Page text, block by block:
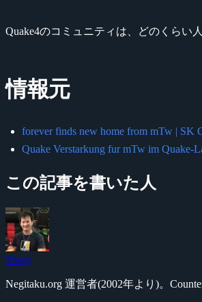
Quake4のコミュニティは、どのくらい
情報元
forever finds new home from mTw | SK
Quake Verstarkung fur mTw im Quake-
この記事を書いた人
Yossy
Negitaku.org 運営者(2002年より)。